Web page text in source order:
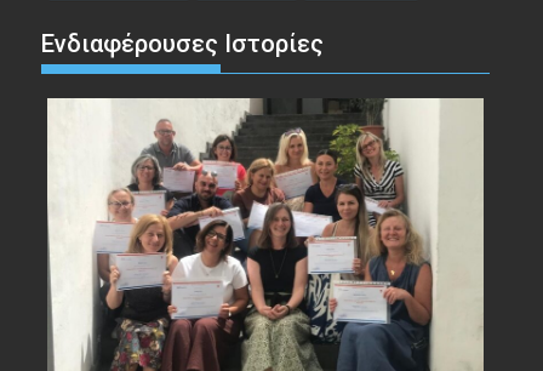
Ενδιαφέρουσες Ιστορίες